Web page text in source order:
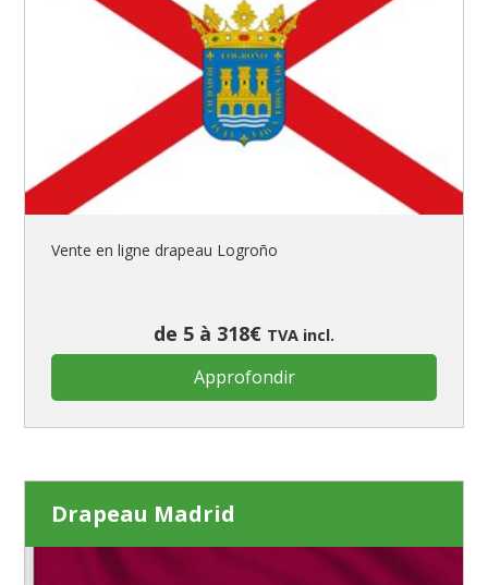
Vente en ligne drapeau Logroño
de 5 à 318€ TVA incl.
Approfondir
Drapeau Madrid